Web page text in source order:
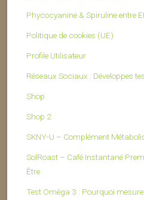
Phycocyanine & Spiruline entre
Politique de cookies (UE)
Profile Utilisateur
Réseaux Sociaux : Développes
Shop
Shop 2
SKNY-U – Complément
SolRoast – Café Instantané
Être
Test Oméga 3 : Pourquoi